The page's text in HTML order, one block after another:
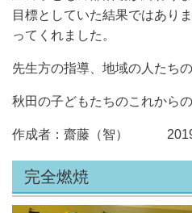
目標としていた結果ではあり
ってくれました。
先生方の指導、地域の人たち
秋田の子どもたちのこれから
作成者：齋藤（智） 2019
完全燃焼